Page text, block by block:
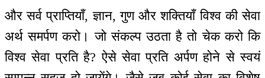
और सर्व प्राप्तियाँ, ज्ञान, गुण और शक्तियाँ विश्व की सेवा
अर्थ समर्पण करो। जो संकल्प उठता है तो चेक करो कि
विश्व सेवा प्रति है? ऐसे सेवा प्रति अर्पण होने से स्वयं